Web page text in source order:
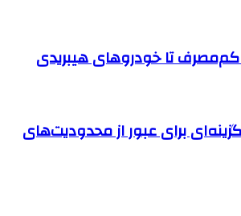
کم‌مصرف تا خودروهای هیبریدی
برای عبور از محدودیت‌های